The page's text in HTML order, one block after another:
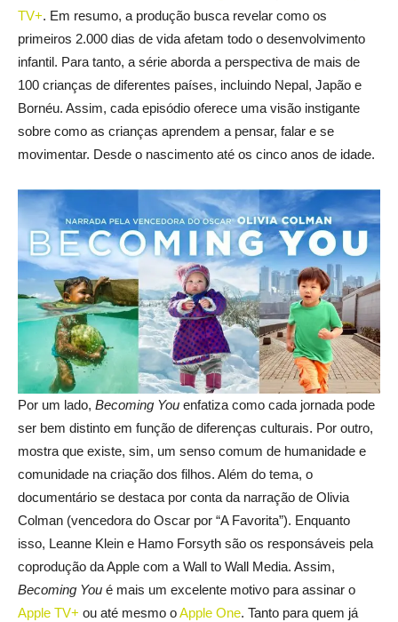
TV+. Em resumo, a produção busca revelar como os
primeiros 2.000 dias de vida afetam todo o desenvolvimento
infantil. Para tanto, a série aborda a perspectiva de mais de
100 crianças de diferentes países, incluindo Nepal, Japão e
Bornéu. Assim, cada episódio oferece uma visão instigante
sobre como as crianças aprendem a pensar, falar e se
movimentar. Desde o nascimento até os cinco anos de idade.
Por um lado, Becoming You enfatiza como cada jornada pode
ser bem distinto em função de diferenças culturais. Por outro,
mostra que existe, sim, um senso comum de humanidade e
comunidade na criação dos filhos. Além do tema, o
documentário se destaca por conta da narração de Olivia
Colman (vencedora do Oscar por “A Favorita”). Enquanto
isso, Leanne Klein e Hamo Forsyth são os responsáveis pela
coprodução da Apple com a Wall to Wall Media. Assim,
Becoming You é mais um excelente motivo para assinar o
Apple TV+ ou até mesmo oApple One. Tanto para quem já